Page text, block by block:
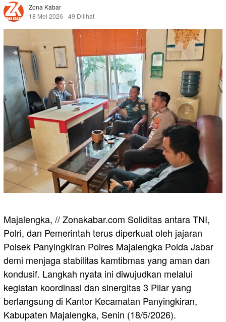
Zona Kabar
18 Mei 2026
49 Dilihat
Majalengka, // Zonakabar.com Soliditas antara TNI,
Polri, dan Pemerintah terus diperkuat oleh jajaran
Polsek Panyingkiran Polres Majalengka Polda Jabar
demi menjaga stabilitas kamtibmas yang aman dan
kondusif. Langkah nyata ini diwujudkan melalui
kegiatan koordinasi dan sinergitas 3 Pilar yang
berlangsung di Kantor Kecamatan Panyingkiran,
Kabupaten Majalengka, Senin (18/5/2026).